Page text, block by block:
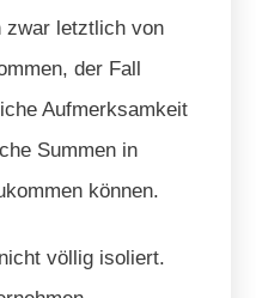
zwar letztlich von
der Fall
Aufmerksamkeit
Summen in
können.
völlig isoliert.